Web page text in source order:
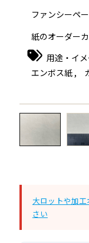
ファンシーペ
紙のオーダー
用途・イ
エンボス紙 ,
←
大ロットや加
さい